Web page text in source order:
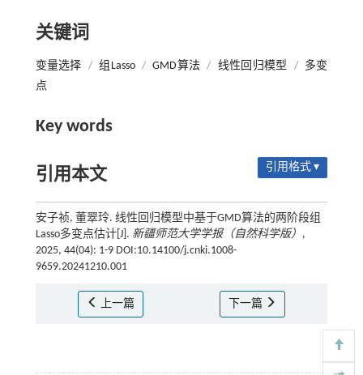
关键词
变量选择 / 组Lasso / GMD算法 / 线性回归模型 /
多变
点
Key words
引用本文 引用格式 ▾
安子祯, 董翠玲. 线性回归模型中基于GMD算法的两阶段组
Lasso多变点估计[J]. 新疆师范大学学报（自然科学版） ,
2025, 44(04): 1-9 DOI:10.14100/j.cnki.1008-
9659.20241210.001
上一篇 下一篇